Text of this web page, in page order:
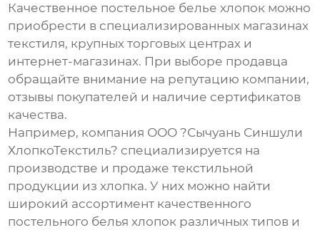
Качественное постельное белье хлопок можно
приобрести в специализированных магазинах
текстиля, крупных торговых центрах и
интернет-магазинах. При выборе продавца
обращайте внимание на репутацию компании,
отзывы покупателей и наличие сертификатов
качества.
Например, компания ООО ?Сычуань Синшули
ХлопкоТекстиль? специализируется на
производстве и продаже текстильной
продукции из хлопка. У них можно найти
широкий ассортимент качественного
постельного белья хлопок различных типов и